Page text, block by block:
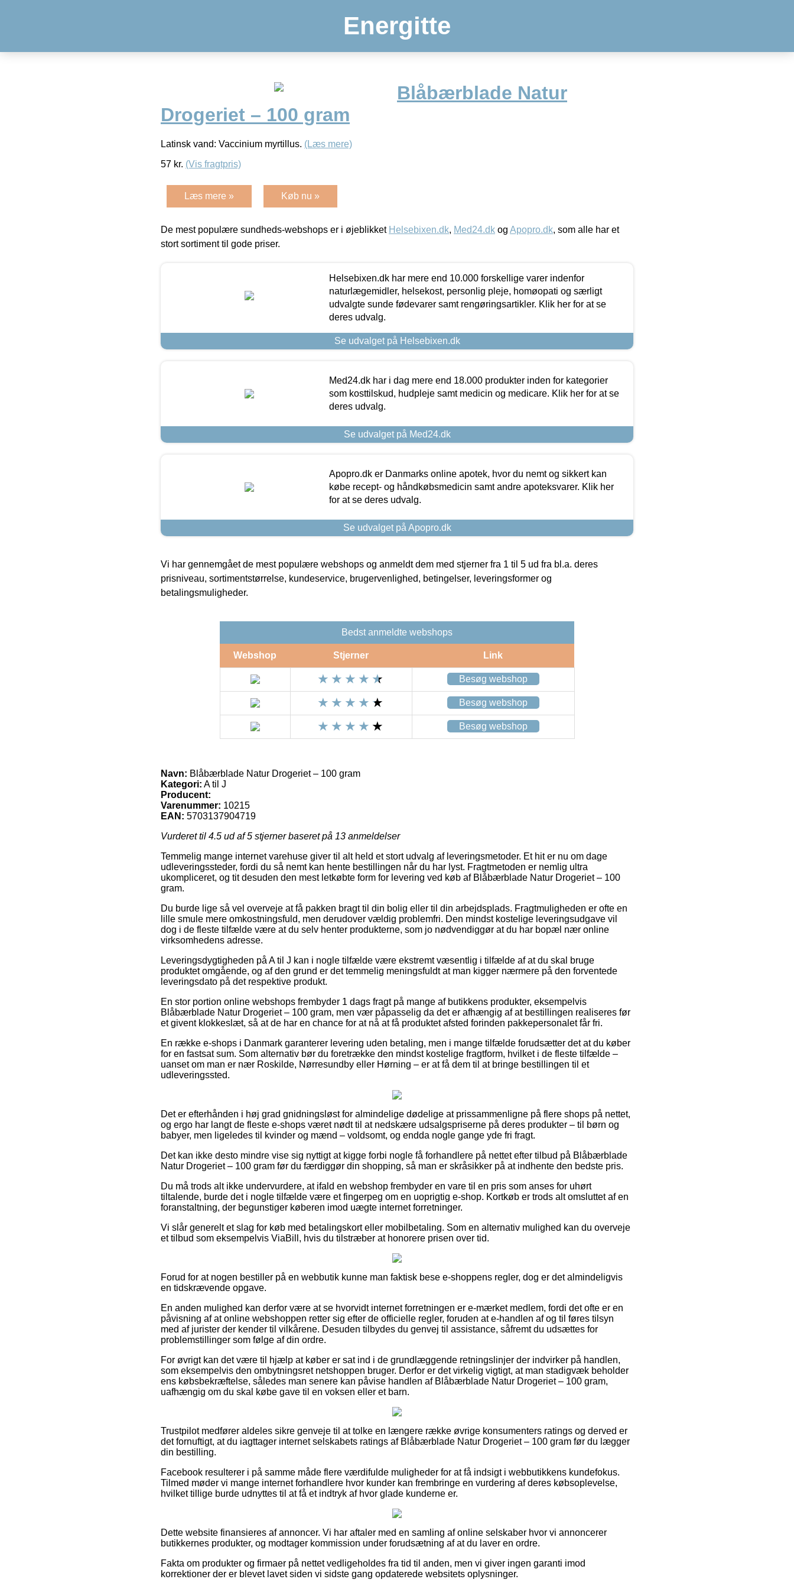
Energitte
Blåbærblade Natur
Drogeriet – 100 gram
Latinsk vand: Vaccinium myrtillus. (Læs mere)
57 kr. (Vis fragtpris)
Læs mere » Køb nu »
De mest populære sundheds-webshops er i øjeblikket Helsebixen.dk, Med24.dk og Apopro.dk, som alle har et
stort sortiment til gode priser.
Helsebixen.dk har mere end 10.000 forskellige varer indenfor
naturlægemidler, helsekost, personlig pleje, homøopati og særligt
udvalgte sunde fødevarer samt rengøringsartikler. Klik her for at se
deres udvalg.
Se udvalget på Helsebixen.dk
Med24.dk har i dag mere end 18.000 produkter inden for kategorier
som kosttilskud, hudpleje samt medicin og medicare. Klik her for at se
deres udvalg.
Se udvalget på Med24.dk
Apopro.dk er Danmarks online apotek, hvor du nemt og sikkert kan
købe recept- og håndkøbsmedicin samt andre apoteksvarer. Klik her
for at se deres udvalg.
Se udvalget på Apopro.dk
Vi har gennemgået de mest populære webshops og anmeldt dem med stjerner fra 1 til 5 ud fra bl.a. deres
prisniveau, sortimentstørrelse, kundeservice, brugervenlighed, betingelser, leveringsformer og
betalingsmuligheder.
Bedst anmeldte webshops
Webshop Stjerner Link
Besøg webshop
Besøg webshop
Besøg webshop
Navn: Blåbærblade Natur Drogeriet – 100 gram
Kategori: A til J
Producent:
Varenummer: 10215
EAN: 5703137904719
Vurderet til 4.5 ud af 5 stjerner baseret på 13 anmeldelser
Temmelig mange internet varehuse giver til alt held et stort udvalg af leveringsmetoder. Et hit er nu om dage
udleveringssteder, fordi du så nemt kan hente bestillingen når du har lyst. Fragtmetoden er nemlig ultra
ukompliceret, og tit desuden den mest letkøbte form for levering ved køb af Blåbærblade Natur Drogeriet – 100
gram.
Du burde lige så vel overveje at få pakken bragt til din bolig eller til din arbejdsplads. Fragtmuligheden er ofte en
lille smule mere omkostningsfuld, men derudover vældig problemfri. Den mindst kostelige leveringsudgave vil
dog i de fleste tilfælde være at du selv henter produkterne, som jo nødvendiggør at du har bopæl nær online
virksomhedens adresse.
Leveringsdygtigheden på A til J kan i nogle tilfælde være ekstremt væsentlig i tilfælde af at du skal bruge
produktet omgående, og af den grund er det temmelig meningsfuldt at man kigger nærmere på den forventede
leveringsdato på det respektive produkt.
En stor portion online webshops frembyder 1 dags fragt på mange af butikkens produkter, eksempelvis
Blåbærblade Natur Drogeriet – 100 gram, men vær påpasselig da det er afhængig af at bestillingen realiseres før
et givent klokkeslæt, så at de har en chance for at nå at få produktet afsted forinden pakkepersonalet får fri.
En række e-shops i Danmark garanterer levering uden betaling, men i mange tilfælde forudsætter det at du køber
for en fastsat sum. Som alternativ bør du foretrække den mindst kostelige fragtform, hvilket i de fleste tilfælde –
uanset om man er nær Roskilde, Nørresundby eller Hørning – er at få dem til at bringe bestillingen til et
udleveringssted.
Det er efterhånden i høj grad gnidningsløst for almindelige dødelige at prissammenligne på flere shops på nettet,
og ergo har langt de fleste e-shops været nødt til at nedskære udsalgspriserne på deres produkter – til børn og
babyer, men ligeledes til kvinder og mænd – voldsomt, og endda nogle gange yde fri fragt.
Det kan ikke desto mindre vise sig nyttigt at kigge forbi nogle få forhandlere på nettet efter tilbud på Blåbærblade
Natur Drogeriet – 100 gram før du færdiggør din shopping, så man er skråsikker på at indhente den bedste pris.
Du må trods alt ikke undervurdere, at ifald en webshop frembyder en vare til en pris som anses for uhørt
tiltalende, burde det i nogle tilfælde være et fingerpeg om en uoprigtig e-shop. Kortkøb er trods alt omsluttet af en
foranstaltning, der begunstiger køberen imod uægte internet forretninger.
Vi slår generelt et slag for køb med betalingskort eller mobilbetaling. Som en alternativ mulighed kan du overveje
et tilbud som eksempelvis ViaBill, hvis du tilstræber at honorere prisen over tid.
Forud for at nogen bestiller på en webbutik kunne man faktisk bese e-shoppens regler, dog er det almindeligvis
en tidskrævende opgave.
En anden mulighed kan derfor være at se hvorvidt internet forretningen er e-mærket medlem, fordi det ofte er en
påvisning af at online webshoppen retter sig efter de officielle regler, foruden at e-handlen af og til føres tilsyn
med af jurister der kender til vilkårene. Desuden tilbydes du genvej til assistance, såfremt du udsættes for
problemstillinger som følge af din ordre.
For øvrigt kan det være til hjælp at køber er sat ind i de grundlæggende retningslinjer der indvirker på handlen,
som eksempelvis den ombytningsret netshoppen bruger. Derfor er det virkelig vigtigt, at man stadigvæk beholder
ens købsbekræftelse, således man senere kan påvise handlen af Blåbærblade Natur Drogeriet – 100 gram,
uafhængig om du skal købe gave til en voksen eller et barn.
Trustpilot medfører aldeles sikre genveje til at tolke en længere række øvrige konsumenters ratings og derved er
det fornuftigt, at du iagttager internet selskabets ratings af Blåbærblade Natur Drogeriet – 100 gram før du lægger
din bestilling.
Facebook resulterer i på samme måde flere værdifulde muligheder for at få indsigt i webbutikkens kundefokus.
Tilmed møder vi mange internet forhandlere hvor kunder kan frembringe en vurdering af deres købsoplevelse,
hvilket tillige burde udnyttes til at få et indtryk af hvor glade kunderne er.
Dette website finansieres af annoncer. Vi har aftaler med en samling af online selskaber hvor vi annoncerer
butikkernes produkter, og modtager kommission under forudsætning af at du laver en ordre.
Fakta om produkter og firmaer på nettet vedligeholdes fra tid til anden, men vi giver ingen garanti imod
korrektioner der er blevet lavet siden vi sidste gang opdaterede websitets oplysninger.